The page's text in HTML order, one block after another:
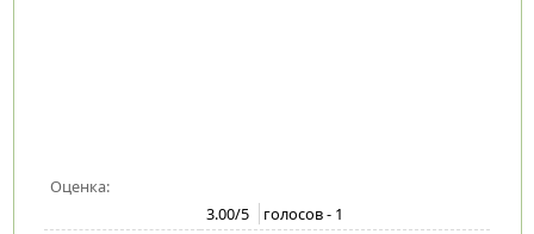
Оценка:
3.00/5 голосов - 1